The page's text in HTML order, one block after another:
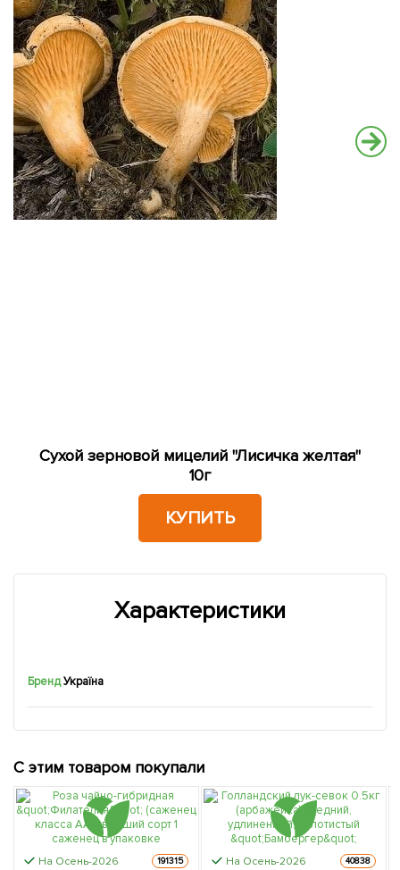
Сухой зерновой мицелий "Лисичка желтая"
10г
КУПИТЬ
Характеристики
БрендУкраїна
С этим товаром покупали
На Осень-2026 191315 На Осень-2026 40838